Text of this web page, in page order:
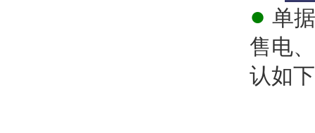
● 单
售电
认如